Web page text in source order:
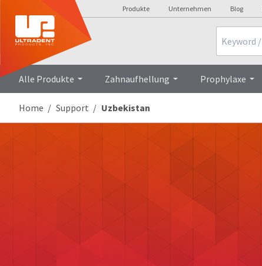
Produkte Unternehmen Blog
Alle Produkte Zahnaufhellung Prophylaxe
Home Support Uzbekistan